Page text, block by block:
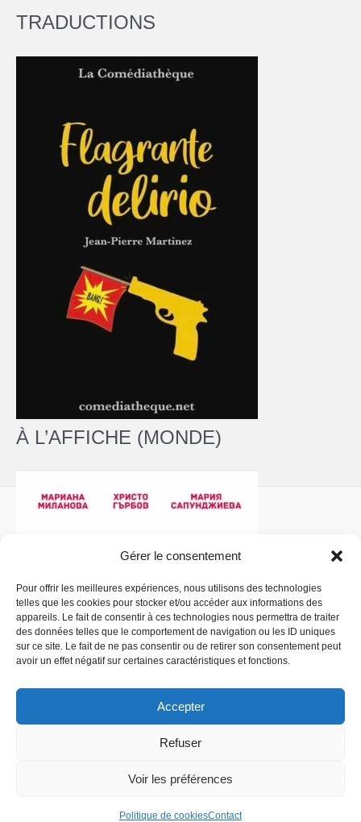
Gérer le consentement
Pour offrir les meilleures expériences, nous utilisons des technologies
telles que les cookies pour stocker et/ou accéder aux informations des
appareils. Le fait de consentir à ces technologies nous permettra de traiter
des données telles que le comportement de navigation ou les ID uniques
sur ce site. Le fait de ne pas consentir ou de retirer son consentement peut
avoir un effet négatif sur certaines caractéristiques et fonctions.
Accepter
Refuser
Voir les préférences
Politique de cookiesContact
TRADUCTIONS
À L’AFFICHE (MONDE)
Politique de confidentialité - Copyright © 2026 La
Comédiathèque